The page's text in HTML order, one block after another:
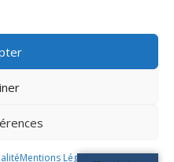
Mentions Légales